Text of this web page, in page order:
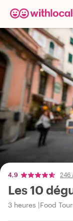
4,9 246
Les 10
3 heures Food